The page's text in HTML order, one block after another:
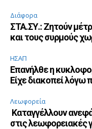
Διάφορα
ΣΤΑ.ΣΥ.: Ζητούν
και τους συρμούς
ΗΣΑΠ
Επανήλθε η
Είχε διακοπεί
Λεωφορεία
Καταγγέλλουν
στις λεωφορειακές